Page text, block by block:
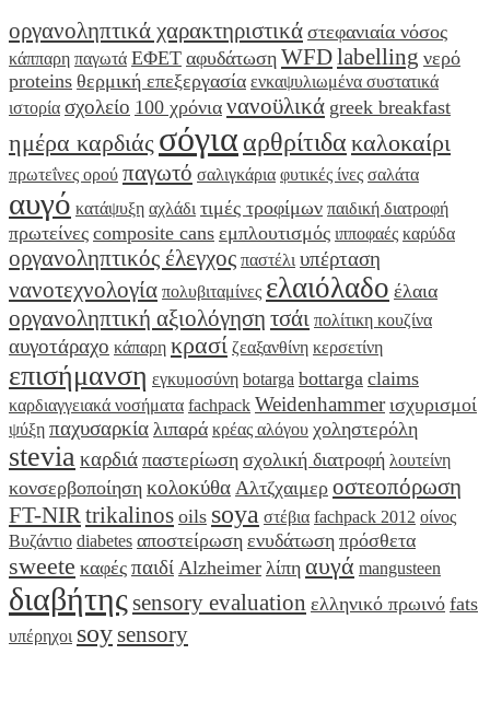
οργανοληπτικά χαρακτηριστικά στεφανιαία νόσος
κάππαρη παγωτά ΕΦΕΤ αφυδάτωση WFDlabelling νερό
proteins θερμική επεξεργασία ενκαψυλιωμένα συστατικά
ιστορία σχολείο 100 χρόνια νανοϋλικά greek breakfast
ημέρα καρδιάς σόγια αρθρίτιδα καλοκαίρι
πρωτεΐνες ορού παγωτό σαλιγκάρια φυτικές ίνες σαλάτα
αυγό κατάψυξη αχλάδι τιμές τροφίμων παιδική διατροφή
πρωτείνες composite cans εμπλουτισμός ιπποφαές καρύδα
οργανοληπτικός έλεγχος παστέλι υπέρταση
νανοτεχνολογία πολυβιταμίνες ελαιόλαδο έλαια
οργανοληπτική αξιολόγηση τσάι πολίτικη κουζίνα
αυγοτάραχο κάπαρη κρασί ζεαξανθίνη κερσετίνη
επισήμανση εγκυμοσύνη botarga bottarga claims
καρδιαγγειακά νοσήματα fachpack Weidenhammer ισχυρισμοί
ψύξη παχυσαρκία λιπαρά κρέας αλόγου χοληστερόλη
stevia καρδιά παστερίωση σχολική διατροφή λουτείνη
κονσερβοποίηση κολοκύθα Αλτζχαιμερ οστεοπόρωση
FT-NIR trikalinos oils soya στέβια fachpack 2012 οίνος
Βυζάντιο diabetes αποστείρωση ενυδάτωση πρόσθετα
sweete καφές παιδί Alzheimer λίπη αυγά mangusteen
διαβήτηςsensory evaluation ελληνικό πρωινό fats
υπέρηχοι soysensory